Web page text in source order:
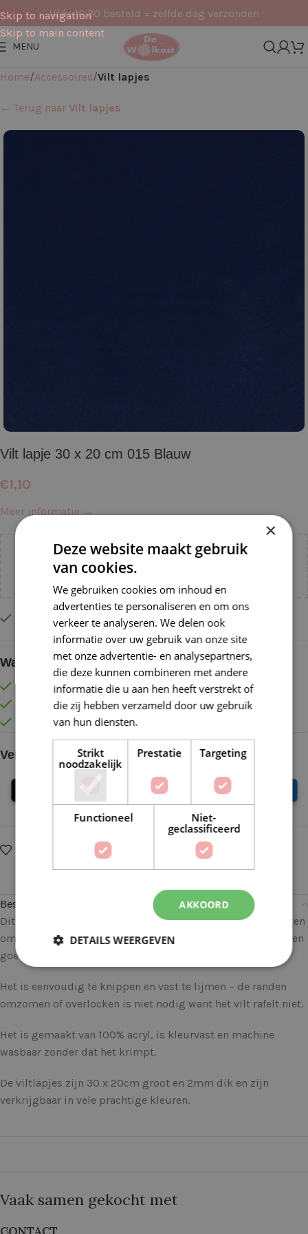
Skip to navigation
Skip to main content
Vóór 16:30 besteld = zelfde dag verzonden
MENU
Home Accessoires Vilt lapjes
← Terug naar Vilt lapjes
Vilt lapje 30 x 20 cm 015 Blauw
€1,10
Meer informatie →
Voeg nog€55,00toe voor gratis verzending binnen
Op voorraad
Waarom kopen bij de Wolkast?
Lage verzendkosten vanaf € 4,99 binnen NL
Gratis verzonden vanaf €55,-
Vóór 16:30 besteld = Zelfde (werk)dag verzonden
Veilig online betalen
Op verlanglijstje
Beschrijving
Dit Vilt lapje 30 x 20 cm 015 Blauw is veelzijdig te gebruiken
om te knutselen en voor het maken van decoraties. Het is een
goed alternatief voor wolvilt, dat veel duurder is.
Het is eenvoudig te knippen en vast te lijmen – de randen
omzomen of overlocken is niet nodig want het vilt rafelt niet.
Het is gemaakt van 100% acryl, is kleurvast en machine
wasbaar zonder dat het krimpt.
De viltlapjes zijn 30 x 20cm groot en 2mm dik en zijn
verkrijgbaar in vele prachtige kleuren.
Vaak samen gekocht met
×
Deze website maakt gebruik
van cookies.
We gebruiken cookies om inhoud en
advertenties te personaliseren en om ons
verkeer te analyseren. We delen ook
informatie over uw gebruik van onze site
met onze advertentie- en analysepartners,
die deze kunnen combineren met andere
informatie die u aan hen heeft verstrekt of
die zij hebben verzameld door uw gebruik
van hun diensten.
Strikt
noodzakelijk
Prestatie Targeting
Functioneel
Niet-
geclassificeerd
AKKOORD
DETAILS WEERGEVEN